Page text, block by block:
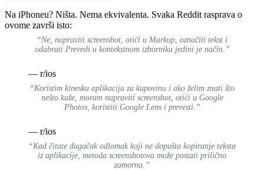
Na iPhoneu? Ništa. Nema ekvivalenta. Svaka Reddit rasprava o
ovome završi isto:
“Ne, napraviti screenshot, otići u Markup, označiti tekst i
odabrati Prevedi u kontekstnom izborniku jedini je način.”
— r/ios
“Koristim kinesku aplikaciju za kupovinu i ako želim znati što
nešto kaže, moram napraviti screenshot, otići u Google
Photos, koristiti Google Lens i prevesti.”
— r/ios
“Kad čitate dugačak odlomak koji ne dopušta kopiranje teksta
iz aplikacije, metoda screenshotova može postati prilično
zamorna.”